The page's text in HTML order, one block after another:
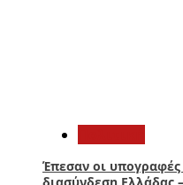
Έπεσαν οι υπογραφές